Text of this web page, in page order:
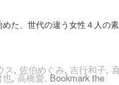
た、世代の違う女性４人の
ス, 佐伯めぐみ, 吉行和子,
也,高橋愛. Bookmark the